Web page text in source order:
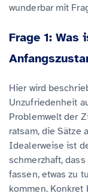
wunderbar mit
Frage 1: Was
Hier wird
Unzufriedenheit
Problemwelt der
ratsam, die Sätze
Idealerweise ist
schmerzhaft,
fassen, etwas zu
kommen.